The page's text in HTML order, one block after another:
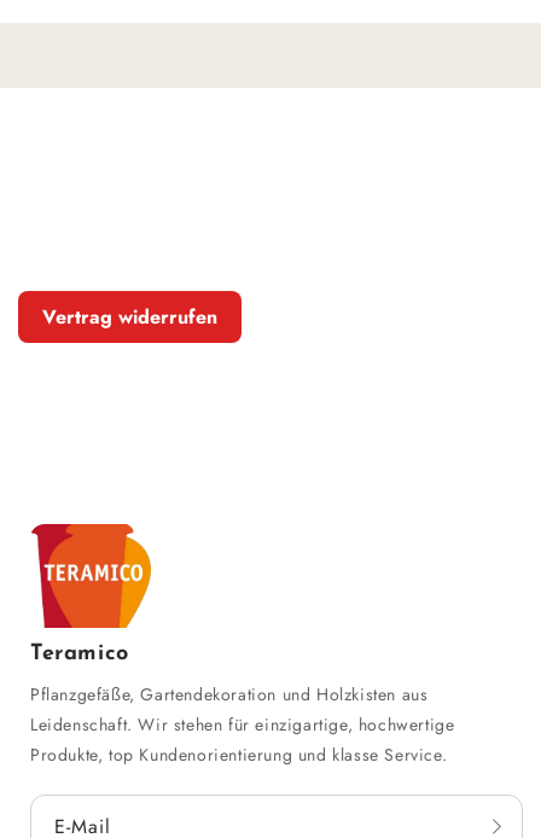
Vertrag widerrufen
Teramico
Pflanzgefäße, Gartendekoration und Holzkisten aus
Leidenschaft. Wir stehen für einzigartige, hochwertige
Produkte, top Kundenorientierung und klasse Service.
E-Mail